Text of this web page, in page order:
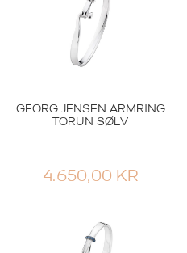
GEORG JENSEN ARMRING
TORUN SØLV
4.650,00 KR